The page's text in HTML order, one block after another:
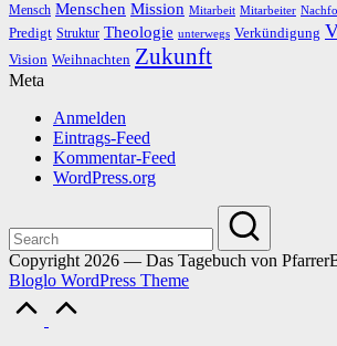
Mensch Menschen Mission Mitarbeit Mitarbeiter
Predigt Struktur Theologie unterwegs Verkündigung
Vision Weihnachten Zukunft
Meta
Anmelden
Eintrags-Feed
Kommentar-Feed
WordPress.org
Copyright 2026 — Das Tagebuch von
Bloglo WordPress Theme